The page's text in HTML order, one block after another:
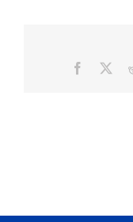
Facebook